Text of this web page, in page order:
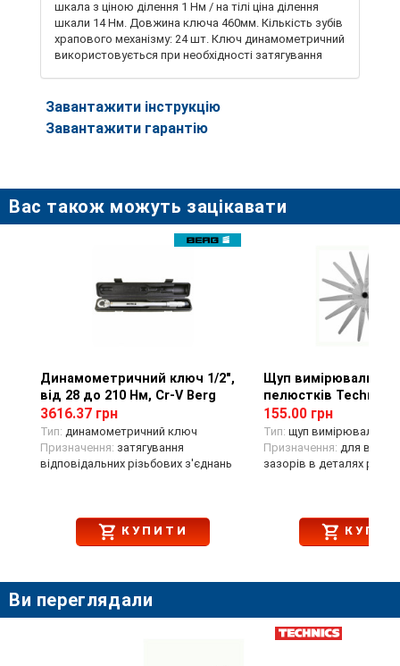
шкала з ціною ділення 1 Hм / на тілі ціна ділення
шкали 14 Hм. Довжина ключа 460мм. Кількість зубів
храпового механізму: 24 шт. Ключ динамометричний
використовується при необхідності затягування
точністю. Завдяки широкому діапазону вимірів
може застосовуватися в різних областях
машинобудування і промисловості. Технічні
Завантажити інструкцію
Завантажити гарантію
Вас також можуть зацікавати
Перегляд товару
Динамометричний ключ 1/2",
від 28 до 210 Нм, Cr-V Berg
3616.37 грн
Тип: динамометричний ключ
Призначення: затягування
відповідальних різьбових з'єднань
КУПИТИ
Перегляд
Щуп
пелюстків Technics
155.00 грн
Тип: щуп вимірювальний
Призначення: для
зазорів в деталях
Ви переглядали